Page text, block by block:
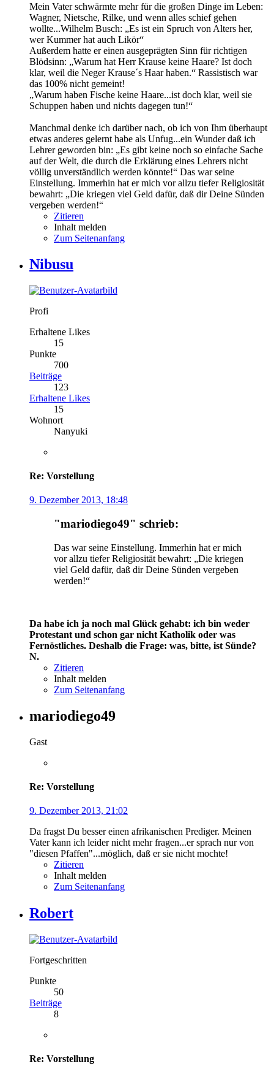
Mein Vater schwärmte mehr für die großen Dinge im Leben:
Wagner, Nietsche, Rilke, und wenn alles schief gehen
wollte...Wilhelm Busch: „Es ist ein Spruch von Alters her,
wer Kummer hat auch Likör“
Außerdem hatte er einen ausgeprägten Sinn für richtigen
Blödsinn: „Warum hat Herr Krause keine Haare? Ist doch
klar, weil die Neger Krause´s Haar haben.“ Rassistisch war
das 100% nicht gemeint!
„Warum haben Fische keine Haare...ist doch klar, weil sie
Schuppen haben und nichts dagegen tun!“
Manchmal denke ich darüber nach, ob ich von Ihm überhaupt
etwas anderes gelernt habe als Unfug...ein Wunder daß ich
Lehrer geworden bin: „Es gibt keine noch so einfache Sache
auf der Welt, die durch die Erklärung eines Lehrers nicht
völlig unverständlich werden könnte!“ Das war seine
Einstellung. Immerhin hat er mich vor allzu tiefer Religiosität
bewahrt: „Die kriegen viel Geld dafür, daß dir Deine Sünden
vergeben werden!“
Zitieren
Inhalt melden
Zum Seitenanfang
Nibusu
Profi
Erhaltene Likes
15
Punkte
700
Beiträge
123
Erhaltene Likes
15
Wohnort
Nanyuki
Re: Vorstellung
9. Dezember 2013, 18:48
"mariodiego49" schrieb:
Das war seine Einstellung. Immerhin hat er mich
vor allzu tiefer Religiosität bewahrt: „Die kriegen
viel Geld dafür, daß dir Deine Sünden vergeben
werden!“
Da habe ich ja noch mal Glück gehabt: ich bin weder
Protestant und schon gar nicht Katholik oder was
Fernöstliches. Deshalb die Frage: was, bitte, ist Sünde?
N.
Zitieren
Inhalt melden
Zum Seitenanfang
mariodiego49
Gast
Re: Vorstellung
9. Dezember 2013, 21:02
Da fragst Du besser einen afrikanischen Prediger. Meinen
Vater kann ich leider nicht mehr fragen...er sprach nur von
"diesen Pfaffen"...möglich, daß er sie nicht mochte!
Zitieren
Inhalt melden
Zum Seitenanfang
Robert
Fortgeschritten
Punkte
50
Beiträge
8
Re: Vorstellung